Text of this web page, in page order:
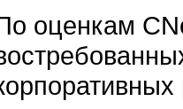
оценкам